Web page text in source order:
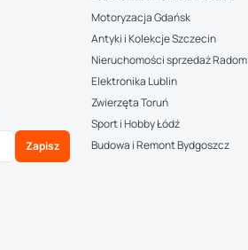
Zapisz
Motoryzacja Gdańsk
Antyki i Kolekcje Szczecin
Nieruchomości sprzedaż Radom
Elektronika Lublin
Zwierzęta Toruń
Sport i Hobby Łódź
Budowa i Remont Bydgoszcz